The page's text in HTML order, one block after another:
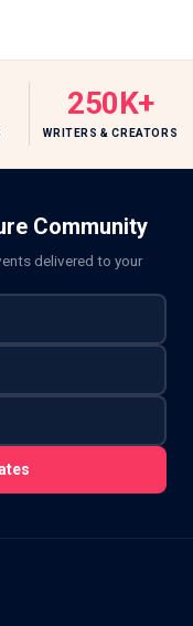
250K+
WRITERS & CREATORS
Community
delivered to your